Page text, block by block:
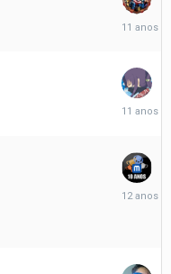
Agosto
Abril